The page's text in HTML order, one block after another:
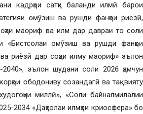
кадрҳои сатҳи баланди илмӣ барои
омӯзиш ва рушди фанҳои риёзӣ,
маориф ва илм дар давраи то соли
«Бистсолаи омӯзиш ва рушди фанҳои
риёзӣ дар соҳаи илму маориф» эълон
2040», эълон шудани соли 2026 ҳамчун
ободониву созандагӣ ва тақвияту
миллӣ», «Соли байналмилалии
2034 «Даҳсолаи илмҳои криосфера» бо